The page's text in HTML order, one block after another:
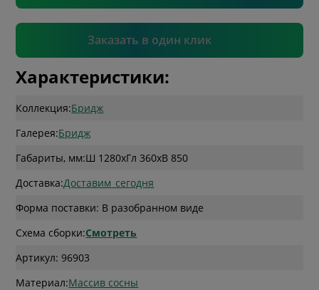
Заказать в один клик
Подтвердить
Характеристики:
Коллекция:Бридж
Галерея:Бридж
Габариты, мм:Ш 1280xГл 360xВ 850
Доставка:Доставим_сегодня
Форма поставки: В разобранном виде
Схема сборки:Смотреть
Артикул: 96903
Материал:Массив сосны